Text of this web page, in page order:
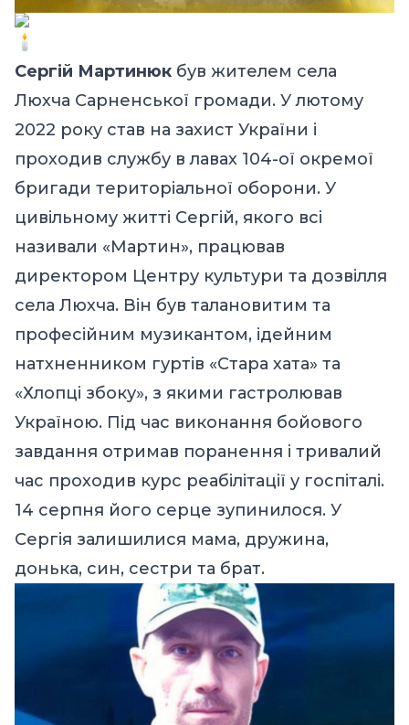
Сергій Мартинюк був жителем села
Люхча Сарненської громади. У лютому
2022 року став на захист України і
проходив службу в лавах 104-ої окремої
бригади територіальної оборони. У
цивільному житті Сергій, якого всі
називали «Мартин», працював
директором Центру культури та дозвілля
села Люхча. Він був талановитим та
професійним музикантом, ідейним
натхненником гуртів «Стара хата» та
«Хлопці збоку», з якими гастролював
Україною. Під час виконання бойового
завдання отримав поранення і тривалий
час проходив курс реабілітації у госпіталі.
14 серпня його серце зупинилося. У
Сергія залишилися мама, дружина,
донька, син, сестри та брат.